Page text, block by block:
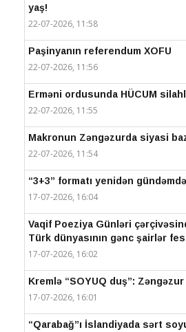
yaş!
22-07-2026, 11:58
Paşinyanın referendum XOFU
22-07-2026, 11:56
Erməni ordusunda HÜCUM
22-07-2026, 11:55
Makronun Zəngəzurda siyasi
22-07-2026, 11:54
“3+3” formatı yenidən
17-07-2026, 16:04
Vaqif Poeziya Günləri
Türk dünyasının gənc şairlər
17-07-2026, 16:02
Kremlə “SOYUQ duş”:
17-07-2026, 16:01
“Qarabağ”ı İslandiyada sərt